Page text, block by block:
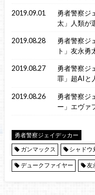
2019.09.01
勇者警察ジ
太」人類が
2019.08.28
勇者警察ジ
ト」友永勇
2019.08.27
勇者警察ジ
罪」超AIと
2019.08.26
勇者警察ジ
ー」エヴァ
勇者警察ジェイデッカー
ガンマックス
シャドウ
デュークファイヤー 友